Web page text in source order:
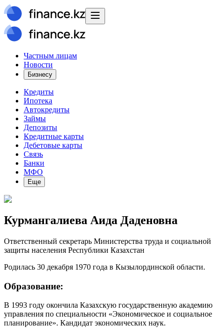
Частным лицам
Новости
Бизнесу
Кредиты
Ипотека
Автокредиты
Займы
Депозиты
Кредитные карты
Дебетовые карты
Связь
Банки
МФО
Еще
Курмангалиева Аида Даденовна
Ответственный секретарь Министерства труда и социальной
защиты населения Республики Казахстан
Родилась 30 декабря 1970 года в Кызылординской области.
Образование:
В 1993 году окончила Казахскую государственную академию
управления по специальности «Экономическое и социальное
планирование». Кандидат экономических наук.